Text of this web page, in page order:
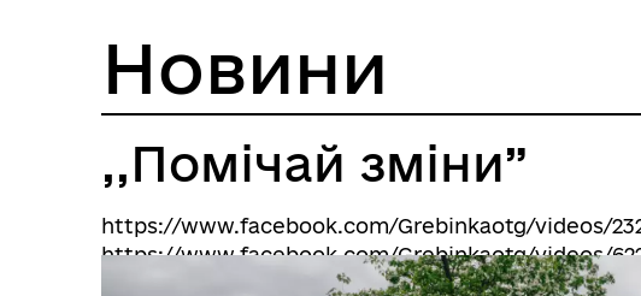
Новини
,,Помічай зміни”
https://www.facebook.com/Grebinkaotg/videos/
https://www.facebook.com/Grebinkaotg/videos/
https://www.facebook.com/Grebinkaotg/videos/